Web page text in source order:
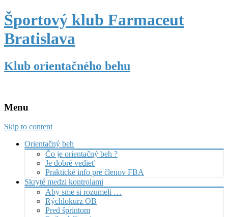
Športový klub Farmaceut
Bratislava
Klub orientačného behu
Menu
Skip to content
Orientačný beh
Čo je orientačný beh ?
Je dobré vedieť
Praktické info pre členov FBA
Skryté medzi kontrolami
Aby sme si rozumeli …
Rýchlokurz OB
Pred šprintom